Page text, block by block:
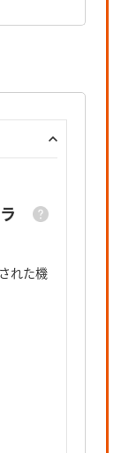
れた機